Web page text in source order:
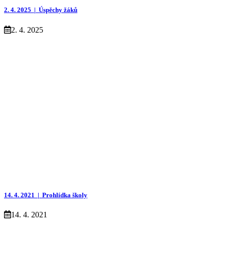
2. 4. 2025 | Úspěchy žáků
2. 4. 2025
14. 4. 2021 | Prohlídka školy
14. 4. 2021